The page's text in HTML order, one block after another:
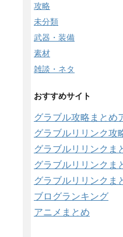
攻略
未分類
武器・装備
素材
雑談・ネタ
おすすめサイト
グラブル攻略まとめ
グラブルリリンク攻
グラブルリリンクま
グラブルリリンクま
グラブルリリンクま
ブログランキング
アニメまとめ